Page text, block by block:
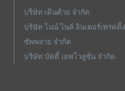
บริษัท เดินด้าย จำกัด
บริษัท ไนน์ ไนล์ อินเตอร์เทรดดิ้ง
ซัพพลาย จำกัด
บริษัท บัดดี้ เอฟโวลูชั่น จำกัด